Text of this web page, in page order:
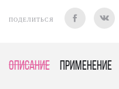
ПОДЕЛИТЬСЯ
Описание Применение